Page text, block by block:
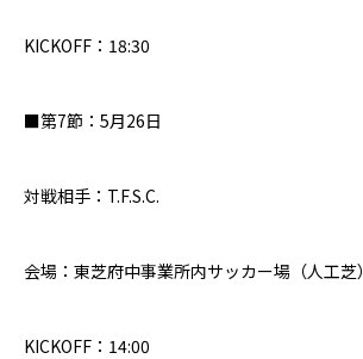
KICKOFF：18:30
■第7節：5月26日
対戦相手：T.F.S.C.
会場：東芝府中事業所内サッカー場（人工芝）
KICKOFF：14:00